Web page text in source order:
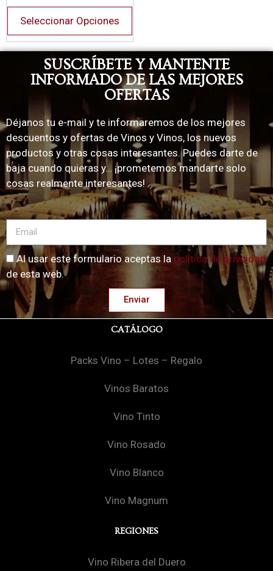
Seleccionar Opciones
SUSCRÍBETE Y MANTENTE
INFORMADO DE LAS MEJORES
OFERTAS
Déjanos tu e-mail y te informaremos de los mejores
descuentos y ofertas de Vinos y Vinos, los nuevos
productos y otras cosas interesantes. Puedes darte de
baja cuando quieras y… ¡prometemos mandarte solo
cosas realmente interesantes!
Al usar este formulario aceptas la política de privcidad
de esta web.
Enviar
CATÁLOGO
Packs Vino – Lotes – Regalo
Vinos Baratos
Vino Tinto
Vino Rosado
Vino Blanco
Vino Magnum
REGIONES
Vino Ribera del Duero